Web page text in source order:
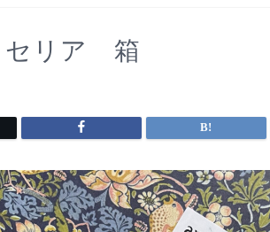
リア 箱